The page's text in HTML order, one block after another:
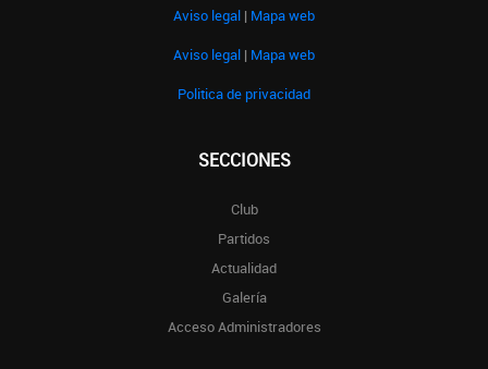
Aviso legal | Mapa web
Aviso legal | Mapa web
Politica de privacidad
SECCIONES
Club
Partidos
Actualidad
Galería
Acceso Administradores